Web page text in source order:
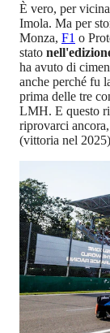
È vero, per
Imola. Ma per
Monza, F1 o
stato
ha avuto di
anche perché fu
prima delle tre
LMH. E questo
riprovarci
(vittoria nel